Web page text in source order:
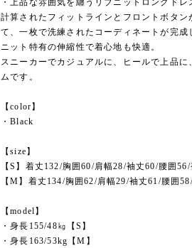
・上品な雰囲気を纏うリブニットロングドレ
計算されたフィットラインとフロントボタン
て、一枚で洗練されたコーディネートが完成
ニット特有の伸縮性で着心地も快適。
スニーカーでカジュアルに、ヒールで上品に
ムです。
【color】
・Black
【size】
【S】着丈132/胸囲60/肩幅28/袖丈60/腰囲
【M】着丈134/胸囲62/肩幅29/袖丈61/腰囲
【model】
・身長155/48㎏【S】
・身長163/53kg【M】